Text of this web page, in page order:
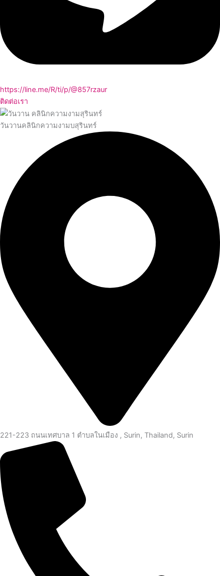
https://line.me/R/ti/p/@857rzaur
ติดต่อเรา
วันวานคลินิกความงามบสุรินทร์
221-223 ถนนเทศบาล 1 ตำบลในเมือง , Surin, Thailand, Surin